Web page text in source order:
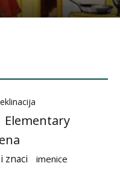
Elementary
znaci imenice